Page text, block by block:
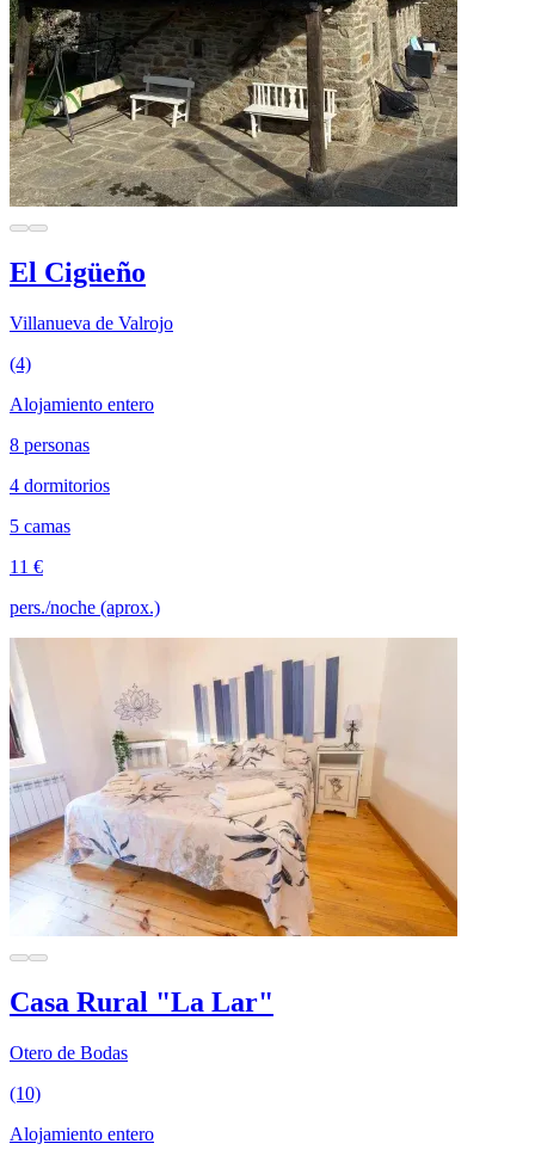
El Cigüeño
Villanueva de Valrojo
(4)
Alojamiento entero
8 personas
4 dormitorios
5 camas
11 €
pers./noche (aprox.)
Casa Rural "La Lar"
Otero de Bodas
(10)
Alojamiento entero